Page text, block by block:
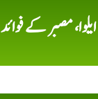
ایلوا، مصبر کے فوائد